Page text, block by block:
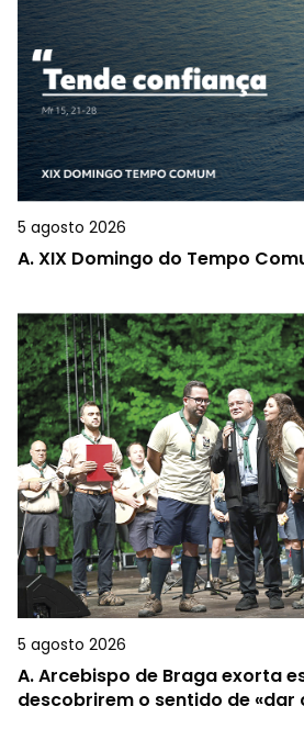
5 agosto 2026
A.XIX Domingo do Tempo
5 agosto 2026
A.Arcebispo de Braga exorta
descobrirem o sentido de «dar